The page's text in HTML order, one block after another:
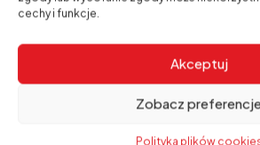
cechy i funkcje.
Akceptuj
Zobacz
Polityka plików
Przygotowanie podłoża – beton musi być
wolny od tłustych plam.
Aplikacja – impregnat najlepiej nanosić
Nasycenie powierzchni – należy nałożyć